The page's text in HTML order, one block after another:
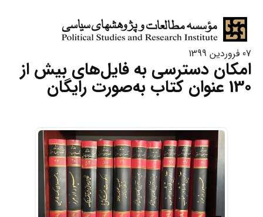
07 فروردین 1399
امکان دسترسی به فایل‌های بیش از
130 عنوان کتاب به‌صورت رایگان